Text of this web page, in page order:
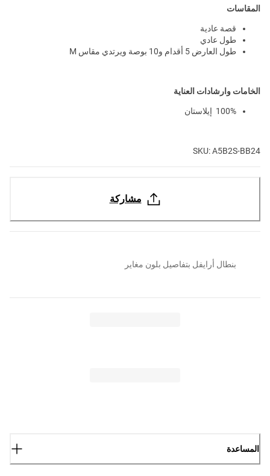
المقاسات
قصة عادية
طول عادي
طول العارض 5 أقدام و10 بوصة ويرتدي مقاس M
الخامات وارشادات العناية
100% إيلاستان
SKU: A5B2S-BB24
مشاركة
بنطال أرايفل بتفاصيل بلون مغاير
المساعدة